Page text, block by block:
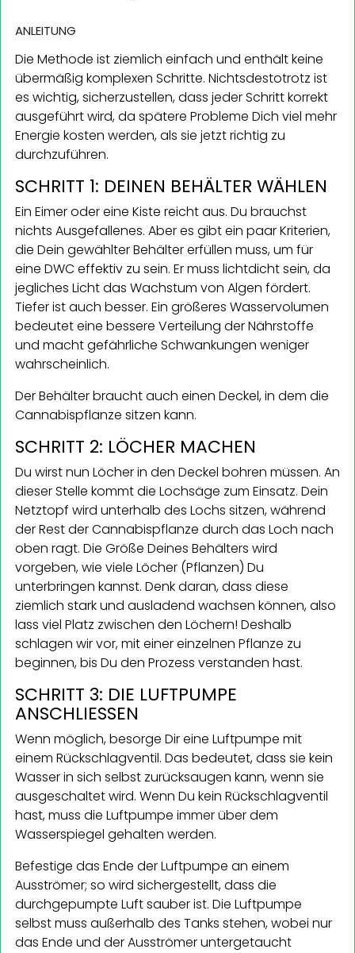
ANLEITUNG
Die Methode ist ziemlich einfach und enthält keine
übermäßig komplexen Schritte. Nichtsdestotrotz ist
es wichtig, sicherzustellen, dass jeder Schritt korrekt
ausgeführt wird, da spätere Probleme Dich viel mehr
Energie kosten werden, als sie jetzt richtig zu
durchzuführen.
SCHRITT 1: DEINEN BEHÄLTER WÄHLEN
Ein Eimer oder eine Kiste reicht aus. Du brauchst
nichts Ausgefallenes. Aber es gibt ein paar Kriterien,
die Dein gewählter Behälter erfüllen muss, um für
eine DWC effektiv zu sein. Er muss lichtdicht sein, da
jegliches Licht das Wachstum von Algen fördert.
Tiefer ist auch besser. Ein größeres Wasservolumen
bedeutet eine bessere Verteilung der Nährstoffe
und macht gefährliche Schwankungen weniger
wahrscheinlich.
Der Behälter braucht auch einen Deckel, in dem die
Cannabispflanze sitzen kann.
SCHRITT 2: LÖCHER MACHEN
Du wirst nun Löcher in den Deckel bohren müssen. An
dieser Stelle kommt die Lochsäge zum Einsatz. Dein
Netztopf wird unterhalb des Lochs sitzen, während
der Rest der Cannabispflanze durch das Loch nach
oben ragt. Die Größe Deines Behälters wird
vorgeben, wie viele Löcher (Pflanzen) Du
unterbringen kannst. Denk daran, dass diese
ziemlich stark und ausladend wachsen können, also
lass viel Platz zwischen den Löchern! Deshalb
schlagen wir vor, mit einer einzelnen Pflanze zu
beginnen, bis Du den Prozess verstanden hast.
SCHRITT 3: DIE LUFTPUMPE
ANSCHLIESSEN
Wenn möglich, besorge Dir eine Luftpumpe mit
einem Rückschlagventil. Das bedeutet, dass sie kein
Wasser in sich selbst zurücksaugen kann, wenn sie
ausgeschaltet wird. Wenn Du kein Rückschlagventil
hast, muss die Luftpumpe immer über dem
Wasserspiegel gehalten werden.
Befestige das Ende der Luftpumpe an einem
Ausströmer; so wird sichergestellt, dass die
durchgepumpte Luft sauber ist. Die Luftpumpe
selbst muss außerhalb des Tanks stehen, wobei nur
das Ende und der Ausströmer untergetaucht